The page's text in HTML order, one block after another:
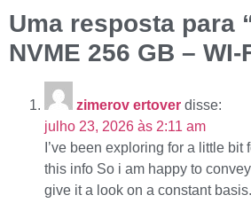
Uma resposta para
NVME 256 GB – WI-
zimerov ertover disse:
julho 23, 2026 às 2:11 am
I’ve been exploring for a little
this info So i am happy to
give it a look on a constant basis.